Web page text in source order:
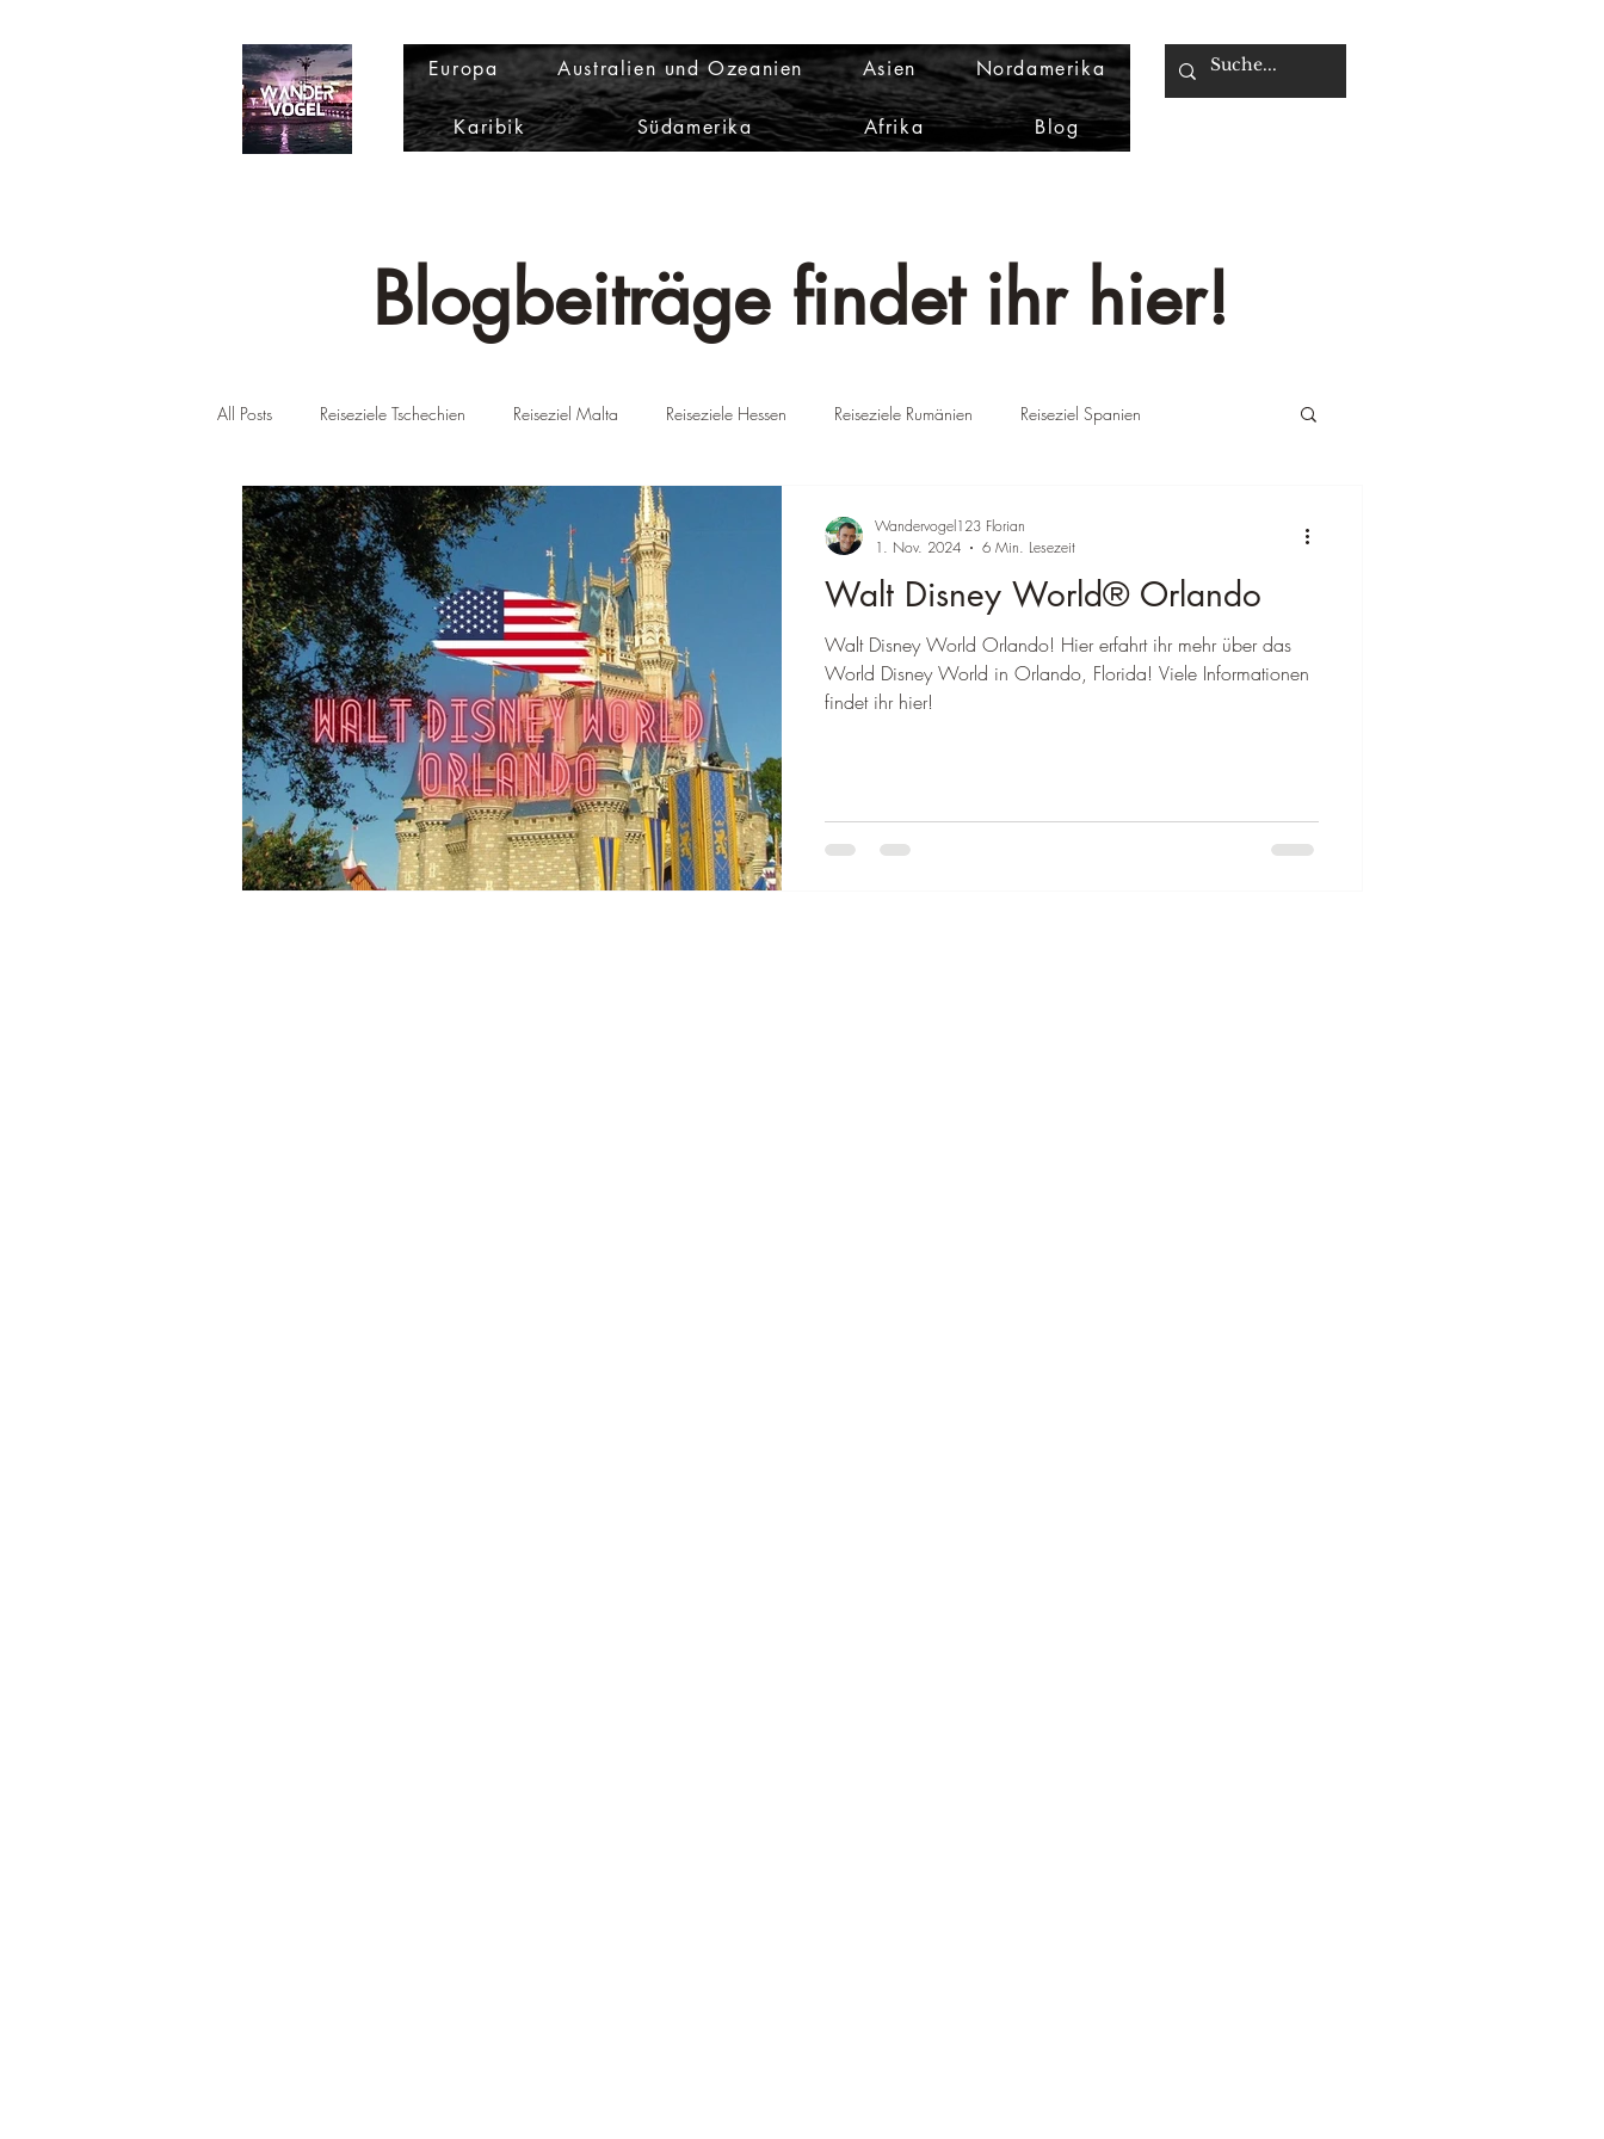
â
Europa Australien und Ozeanien Asien Nordamerika
Karibik Südamerika Afrika Blog
Blogbeiträge findet ihr hier!
All Posts Reiseziele Tschechien Reiseziel Malta Reiseziele Hessen Reiseziele Rumänien Reiseziel Spanien
Reiseziele USA Reiseziel Slowenien Reiseziele Portugal
Reiseziel Belgien Reiseziel Norwegen Reiseziel Deutschland Reiseziel Italien Reiseziel Australien
Reiseziel Schottland Reiseziel Rheinland-Pfalz Reiseziel Baden-Württemberg Reiseziel Frankreich
Reiseziele Kolumbien Reiseziele Thailand Reiseziele Brasilien
Walt Disney World® Orlando
Walt Disney World Orlando! Hier erfahrt ihr mehr über das
World Disney World in Orlando, Florida! Viele Informationen
findet ihr hier!
Wandervogel123 Florian
1. Nov. 2024
6 Min. Lesezeit